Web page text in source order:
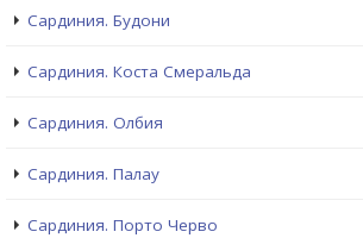
Сардиния. Будони
Сардиния. Коста Смеральда
Сардиния. Олбия
Сардиния. Палау
Сардиния. Порто Черво